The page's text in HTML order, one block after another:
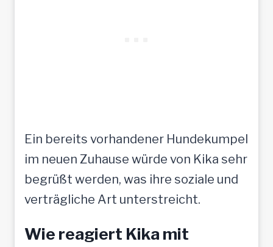
Ein bereits vorhandener Hundekumpel
im neuen Zuhause würde von Kika sehr
begrüßt werden, was ihre soziale und
verträgliche Art unterstreicht.
Wie reagiert Kika mit